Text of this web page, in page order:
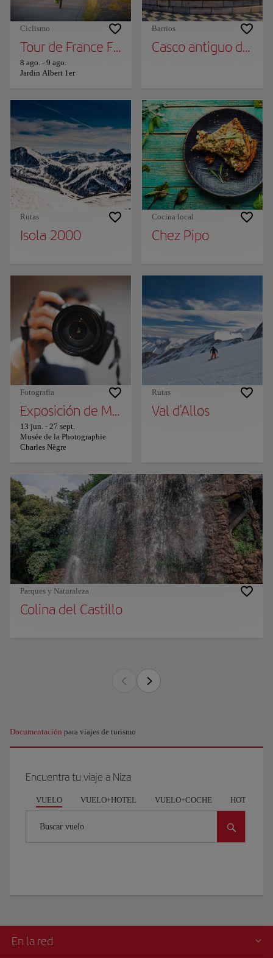
Ciclismo
Tour de France Femenino
8 ago. - 9 ago.
Jardin Albert 1er
Barrios
Casco antiguo de
Rutas
Isola 2000
Cocina local
Chez Pipo
Fotografía
Exposición de Mathieu Forget
13 jun. - 27 sept.
Musée de la Photographie
Charles Nègre
Rutas
Val d'Allos
Parques y Naturaleza
Colina del Castillo
Documentación para viajes de turismo
Encuentra tu viaje a Niza
VUELO VUELO+HOTEL VUELO+COCHE HOTEL
Buscar vuelo
En la red